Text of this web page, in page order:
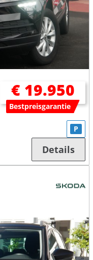
€ 19.950
Bestpreisgarantie
P
Details